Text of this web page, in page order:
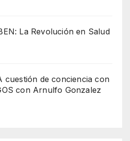
La Revolución en Salud
cuestión de conciencia con
con Arnulfo Gonzalez